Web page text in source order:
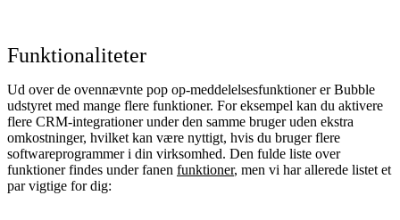
Funktionaliteter
Ud over de ovennævnte pop op-meddelelsesfunktioner er Bubble
udstyret med mange flere funktioner. For eksempel kan du aktivere
flere CRM-integrationer under den samme bruger uden ekstra
omkostninger, hvilket kan være nyttigt, hvis du bruger flere
softwareprogrammer i din virksomhed. Den fulde liste over
funktioner findes under fanen funktioner, men vi har allerede listet et
par vigtige for dig: